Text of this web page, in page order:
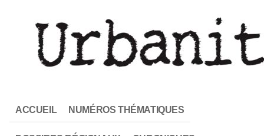
ACCUEIL NUMÉROS THÉMATIQUES